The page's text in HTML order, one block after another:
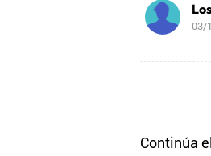
03/
Continúa